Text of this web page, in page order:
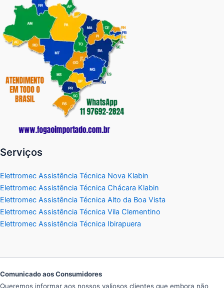
Serviços
Elettromec Assistência Técnica Nova Klabin
Elettromec Assistência Técnica Chácara Klabin
Elettromec Assistência Técnica Alto da Boa Vista
Elettromec Assistência Técnica Vila Clementino
Elettromec Assistência Técnica Ibirapuera
Comunicado aos Consumidores
Queremos informar aos nossos valiosos clientes que embora não